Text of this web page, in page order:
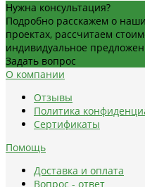
Нужна консультация?
Подробно расскажем о
проектах, рассчитаем
индивидуальное
Задать вопрос
О компании
Отзывы
Политика
Сертификаты
Помощь
Доставка и оплата
Вопрос - ответ